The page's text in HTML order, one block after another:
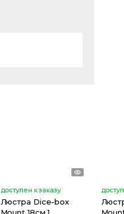
доступен к заказу
Люстра Dice-box